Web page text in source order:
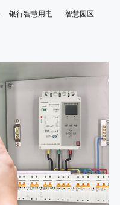
银行智慧用电 智慧园区